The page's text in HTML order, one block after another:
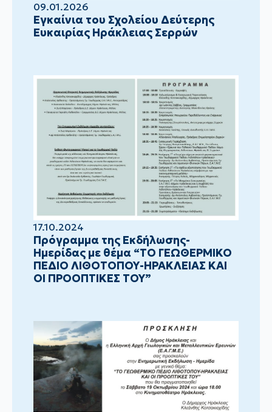
09.01.2026
Eγκαίνια του Σχολείου Δεύτερης
Ευκαιρίας Ηράκλειας Σερρών
17.10.2024
Πρόγραμμα της Εκδήλωσης-
Ημερίδας με θέμα “ΤΟ ΓΕΩΘΕΡΜΙΚΟ
ΠΕΔΙΟ ΛΙΘΟΤΟΠΟΥ-ΗΡΑΚΛΕΙΑΣ ΚΑΙ
ΟΙ ΠΡΟΟΠΤΙΚΕΣ ΤΟΥ”